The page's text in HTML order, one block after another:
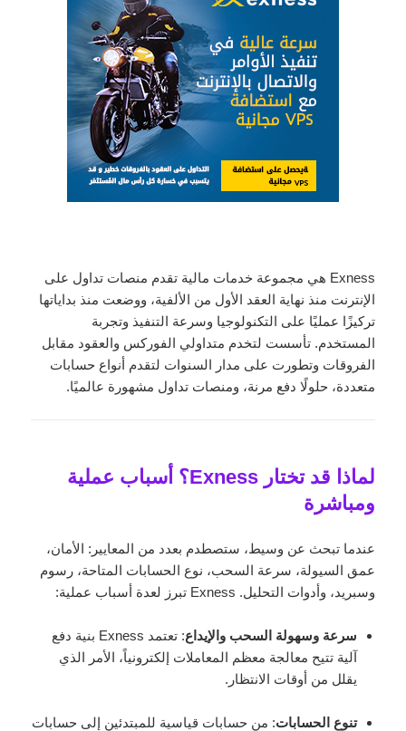
Exness هي مجموعة خدمات مالية تقدم منصات تداول على
الإنترنت منذ نهاية العقد الأول من الألفية، ووضعت منذ بداياتها
تركيزًا عمليًا على التكنولوجيا وسرعة التنفيذ وتجربة
المستخدم. تأسست لتخدم متداولي الفوركس والعقود مقابل
الفروقات وتطورت على مدار السنوات لتقدم أنواع حسابات
متعددة، حلولًا دفع مرنة، ومنصات تداول مشهورة عالميًا.
لماذا قد تختار Exness؟ أسباب عملية
ومباشرة
عندما تبحث عن وسيط، ستصطدم بعدد من المعايير: الأمان،
عمق السيولة، سرعة السحب، نوع الحسابات المتاحة، رسوم
وسبريد، وأدوات التحليل. Exness تبرز لعدة أسباب عملية:
سرعة وسهولة السحب والإيداع
: تعتمد Exness بنية دفع
آلية تتيح معالجة معظم المعاملات إلكترونياً، الأمر الذي
يقلل من أوقات الانتظار.
تنوع الحسابات: من حسابات قياسية للمبتدئين إلى حسابات